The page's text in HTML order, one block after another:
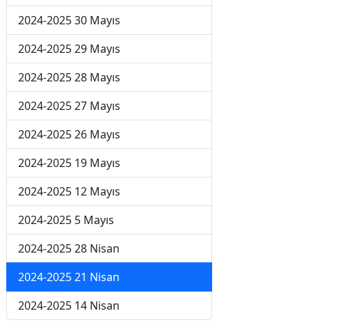
2024-2025 30 Mayıs
2024-2025 29 Mayıs
2024-2025 28 Mayıs
2024-2025 27 Mayıs
2024-2025 26 Mayıs
2024-2025 19 Mayıs
2024-2025 12 Mayıs
2024-2025 5 Mayıs
2024-2025 28 Nisan
2024-2025 21 Nisan
2024-2025 14 Nisan